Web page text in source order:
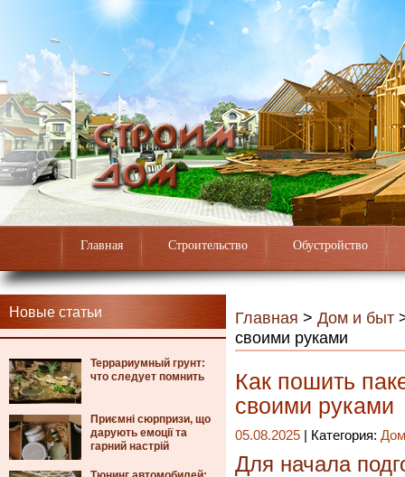
Главная Строительство Обустройство
Новые статьи
Террариумный грунт:
что следует помнить
Приємні сюрпризи, що
дарують емоції та
гарний настрій
Главная > Дом и быт
своими руками
Как пошить
своими руками
05.08.2025 | Категория:
Для начала